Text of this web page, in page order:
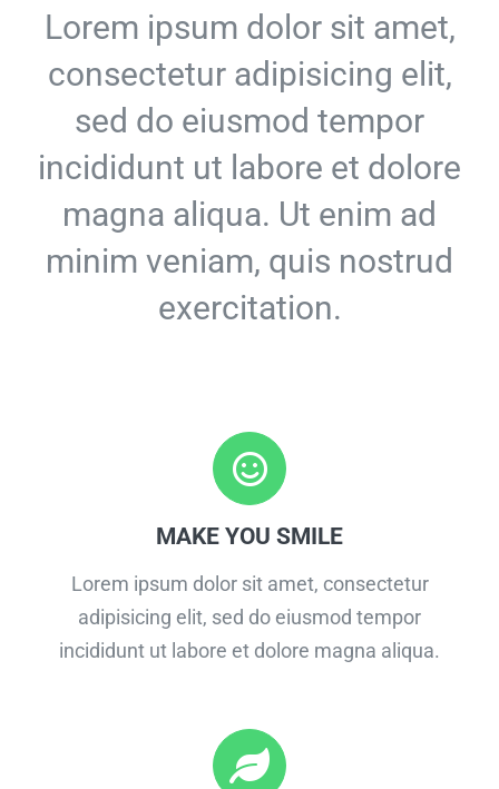
Lorem ipsum dolor sit amet,
consectetur adipisicing elit,
sed do eiusmod tempor
incididunt ut labore et dolore
magna aliqua. Ut enim ad
minim veniam, quis nostrud
exercitation.
MAKE YOU SMILE
Lorem ipsum dolor sit amet, consectetur
adipisicing elit, sed do eiusmod tempor
incididunt ut labore et dolore magna aliqua.